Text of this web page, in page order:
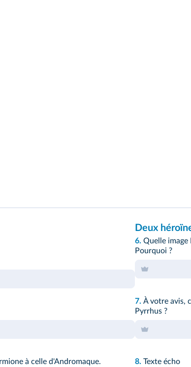
à celle d'Andromaque.
Deux
6. Quelle image
Pourquoi ?
7. À votre avis,
Pyrrhus ?
8. Texte écho